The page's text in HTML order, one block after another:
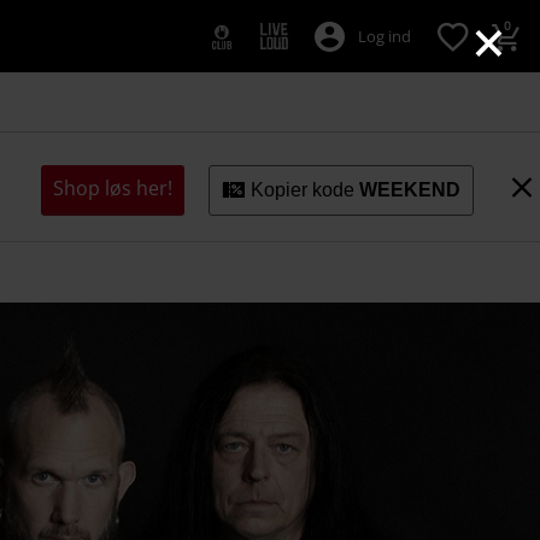
×
Log ind 0
Shop løs her! Kopier kode WEEKEND